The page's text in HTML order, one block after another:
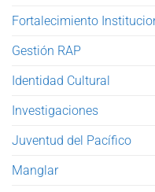
Fortalecimiento
Gestión RAP
Identidad Cultural
Investigaciones
Juventud del Pacífico
Manglar